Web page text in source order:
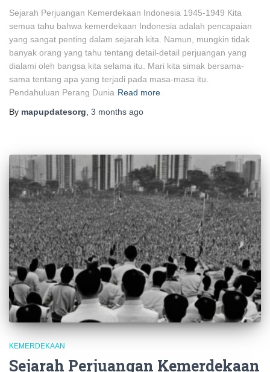
Sejarah Perjuangan Kemerdekaan Indonesia 1945-1949 Kita
semua tahu bahwa kemerdekaan Indonesia adalah pencapaian
yang sangat penting dalam sejarah kita. Namun, mungkin tidak
banyak orang yang tahu tentang detail-detail perjuangan yang
dialami oleh bangsa kita selama itu. Mari kita simak bersama-
sama tentang apa yang terjadi pada masa-masa itu.
Pendahuluan Perang Dunia Read more
By mapupdatesorg 3 months ago
KEMERDEKAAN
Sejarah Perjuangan Kemerdekaan